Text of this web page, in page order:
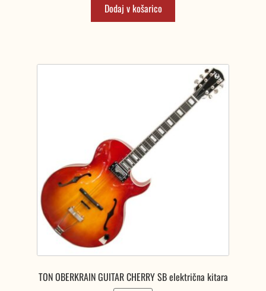
je
bila:
Dodaj v košarico
TON OBERKRAIN GUITAR CHERRY SB električna kitara